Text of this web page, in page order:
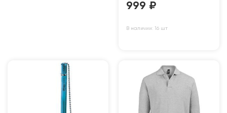
999 ₽
В наличии: 16 шт